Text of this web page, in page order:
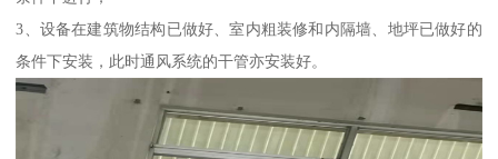
3、设备在建筑物结构已做好、室内粗装修和内隔墙、地坪已做好的
条件下安装，此时通风系统的干管亦安装好。